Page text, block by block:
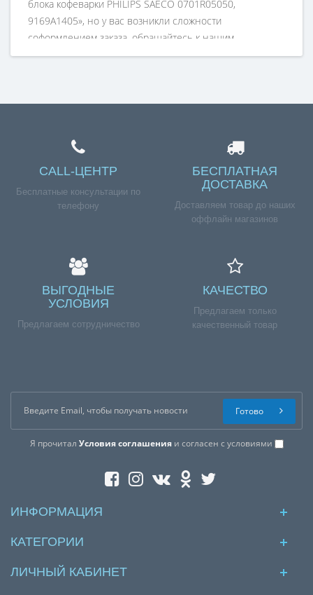
блока кофеварки PHILIPS SAECO 0701R05050,
9169A1405», но у вас возникли сложности
соформлением заказа, обращайтесь к нашим
менеджерам по номеру телефона +7 (960) 579-09-09.
CALL-ЦЕНТР
Бесплатные консультации по
телефону
БЕСПЛАТНАЯ
ДОСТАВКА
Доставляем товар до наших
оффлайн магазинов
ВЫГОДНЫЕ
УСЛОВИЯ
Предлагаем сотрудничество
КАЧЕСТВО
Предлагаем только
качественный товар
Я прочитал Условия соглашенияи согласен с условиями
Готово
ИНФОРМАЦИЯ
КАТЕГОРИИ
ЛИЧНЫЙ КАБИНЕТ